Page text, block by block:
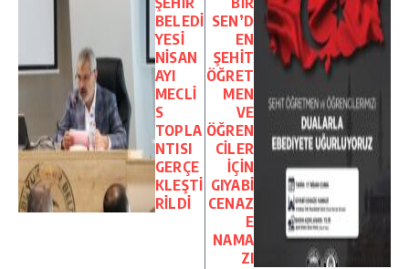
BELEDİ
YESİ
NİSAN
AYI
MECLİ
S
TOPLA
NTISI
GERÇE
KLEŞTİ
RİLDİ
SEN’D
EN
ŞEHİT
ÖĞRET
MEN
VE
ÖĞREN
CİLER
İÇİN
GIYABİ
CENAZ
E
NAMA
ZI